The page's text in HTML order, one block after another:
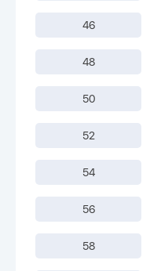
46
48
50
52
54
56
58